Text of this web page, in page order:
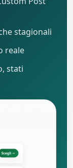
stagionali
reale
stati